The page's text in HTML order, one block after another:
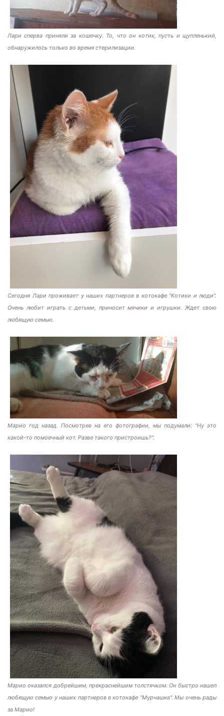
Лари сперва приняли за кошечку. То, что он котик, пусть и щупленький,
обнаружилось только во время стерилизации.
Сегодня Лари проживает у наших партнеров в котокафе "Котики и люди".
Очень любит играть с детьми, приносит мячики и игрушки. Ждет свою
любящую семью.
Марио год назад. Посмотрев на его фотографии, мы подумали: "Ну это
какой-то помоечный кот. Разве такого пристроишь?".
Марио оказался добрейшим, прекраснейшим толстячком. Он быстро нашел
любящую семью у наших партнеров в котокафе "Мурчашка". Мы очень рады
за Марио!